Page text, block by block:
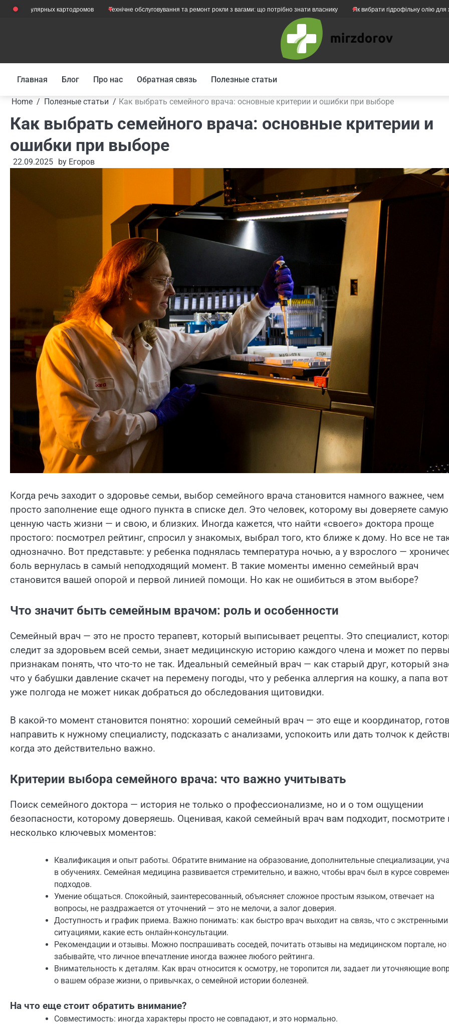
Skip
картодромов Технічне обслуговування та ремонт рокли з вагами: що потрібно знати власнику Як вибрати гідрофільну олію для жирної
Главная Блог Про нас Обратная связь Полезные статьи
Home Полезные статьи Как выбрать семейного врача: основные критерии и ошибки при выборе
Как выбрать семейного врача: основные критерии и
ошибки при выборе
22.09.2025 by Егоров
Когда речь заходит о здоровье семьи, выбор семейного врача становится намного важнее, чем
просто заполнение еще одного пункта в списке дел. Это человек, которому вы доверяете самую
ценную часть жизни — и свою, и близких. Иногда кажется, что найти «своего» доктора проще
простого: посмотрел рейтинг, спросил у знакомых, выбрал того, кто ближе к дому. Но все не
однозначно. Вот представьте: у ребенка поднялась температура ночью, а у взрослого —
боль вернулась в самый неподходящий момент. В такие моменты именно семейный врач
становится вашей опорой и первой линией помощи. Но как не ошибиться в этом выборе?
Что значит быть семейным врачом: роль и особенности
Семейный врач — это не просто терапевт, который выписывает рецепты. Это специалист,
следит за здоровьем всей семьи, знает медицинскую историю каждого члена и может по
признакам понять, что что-то не так. Идеальный семейный врач — как старый друг, который
что у бабушки давление скачет на перемену погоды, что у ребенка аллергия на кошку, а папа вот
уже полгода не может никак добраться до обследования щитовидки.
В какой-то момент становится понятно: хороший семейный врач — это еще и координатор,
направить к нужному специалисту, подсказать с анализами, успокоить или дать толчок к
когда это действительно важно.
Критерии выбора семейного врача: что важно учитывать
Поиск семейного доктора — история не только о профессионализме, но и о том ощущении
безопасности, которому доверяешь. Оценивая, какой семейный врач вам подходит, посмотрите
несколько ключевых моментов:
Квалификация и опыт работы. Обратите внимание на образование, дополнительные специализации,
в обучениях. Семейная медицина развивается стремительно, и важно, чтобы врач был в курсе
подходов.
Умение общаться. Спокойный, заинтересованный, объясняет сложное простым языком, отвечает на
вопросы, не раздражается от уточнений — это не мелочи, а залог доверия.
Доступность и график приема. Важно понимать: как быстро врач выходит на связь, что с экстренными
ситуациями, какие есть онлайн-консультации.
Рекомендации и отзывы. Можно поспрашивать соседей, почитать отзывы на медицинском портале, но
забывайте, что личное впечатление иногда важнее любого рейтинга.
Внимательность к деталям. Как врач относится к осмотру, не торопится ли, задает ли уточняющие
о вашем образе жизни, о привычках, о семейной истории болезней.
На что еще стоит обратить внимание?
Совместимость: иногда характеры просто не совпадают, и это нормально.